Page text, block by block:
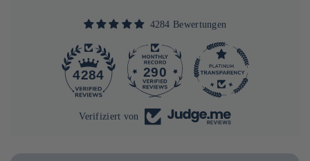
4284 Bewertungen
4284 290
Verifiziert von